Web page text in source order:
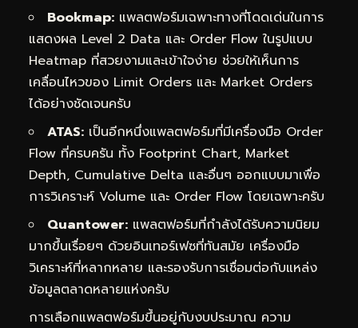
Bookmap: แพลตฟอร์มเฉพาะทางที่โดดเด่นในการ
แสดงผล Level 2 Data และ Order Flow ในรูปแบบ
Heatmap ที่สวยงามและเข้าใจง่าย ช่วยให้เห็นการ
เคลื่อนไหวของ Limit Orders และ Market Orders
ได้อย่างชัดเจนครับ
ATAS: เป็นอีกหนึ่งแพลตฟอร์มที่มีเครื่องมือ Order
Flow ที่ครบครัน ทั้ง Footprint Chart, Market
Depth, Cumulative Delta และอื่นๆ ออกแบบมาเพื่อ
การวิเคราะห์ Volume และ Order Flow โดยเฉพาะครับ
Quantower: แพลตฟอร์มที่กำลังได้รับความนิยม
มากขึ้นเรื่อยๆ ด้วยอินเทอร์เฟซที่ทันสมัย เครื่องมือ
วิเคราะห์ที่หลากหลาย และรองรับการเชื่อมต่อกับแหล่ง
ข้อมูลตลาดหลายแห่งครับ
การเลือกแพลตฟอร์มขึ้นอยู่กับงบประมาณ ความ